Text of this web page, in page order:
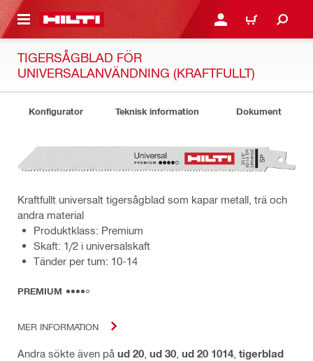
GÅ TILL HUVUDSIDAN LOGGA IN ELLER
VARUKORG
TIGERSÅGBLAD FÖR
UNIVERSALANVÄNDNING (KRAFTFULLT)
Konfigurator Teknisk information Dokument
Kraftfullt universalt tigersågblad som kapar metall, trä och
andra material
Produktklass: Premium
Skaft: 1/2 i universalskaft
Tänder per tum: 10-14
PREMIUM
MER INFORMATION
Andra sökte även på ud 20 ud 30 ud 20 1014, tigerblad